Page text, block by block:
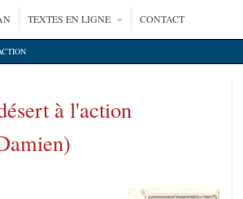
TEXTES EN LIGNE CONTACT
à l'action